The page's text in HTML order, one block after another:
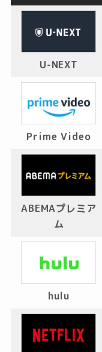
U-NEXT
Prime Video
ABEMAプレミア
ム
hulu